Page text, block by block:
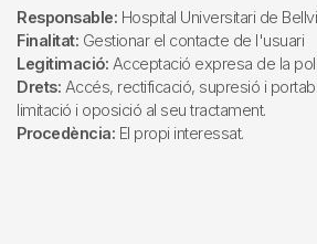
Responsable: Hospital Universitari de
Finalitat: Gestionar el contacte de l'usuari
Legitimació: Acceptació expresa de la
Drets: Accés, rectificació, supresió i
limitació i oposició al seu tractament.
Procedència: El propi interessat.